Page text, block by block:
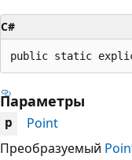
C#
public static
Параметры
p
Point
Преобразуемый